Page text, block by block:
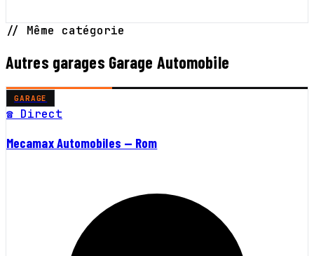
// Même catégorie
Autres garages Garage Automobile
GARAGE
☎ Direct
Mecamax Automobiles — Rom